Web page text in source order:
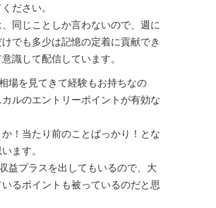
ださい。
同じことしか言わないので、週に
けでも多少は記憶の定着に貢献でき
識して配信しています。
場を見てきて経験もお持ちなの
ルのエントリーポイントが有効な
！当たり前のことばっかり！とな
ます。
益プラスを出してもいるので、大
るポイントも被っているのだと思